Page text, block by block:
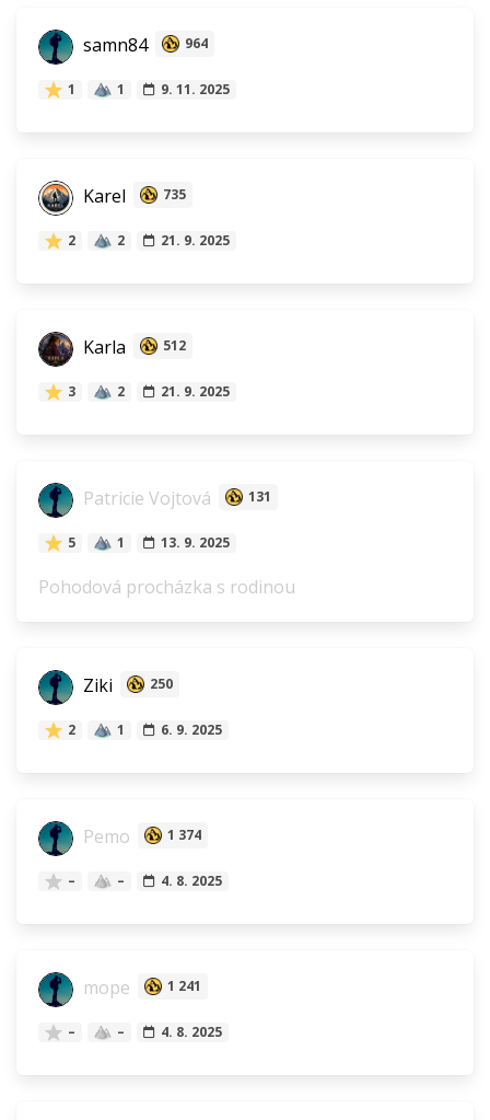
samn84 964
1 1 9. 11. 2025
Karel 735
2 2 21. 9. 2025
Karla 512
3 2 21. 9. 2025
Patricie Vojtová 131
5 1 13. 9. 2025
Pohodová procházka s rodinou
Ziki 250
2 1 6. 9. 2025
Pemo 1 374
– – 4. 8. 2025
mope 1 241
– – 4. 8. 2025